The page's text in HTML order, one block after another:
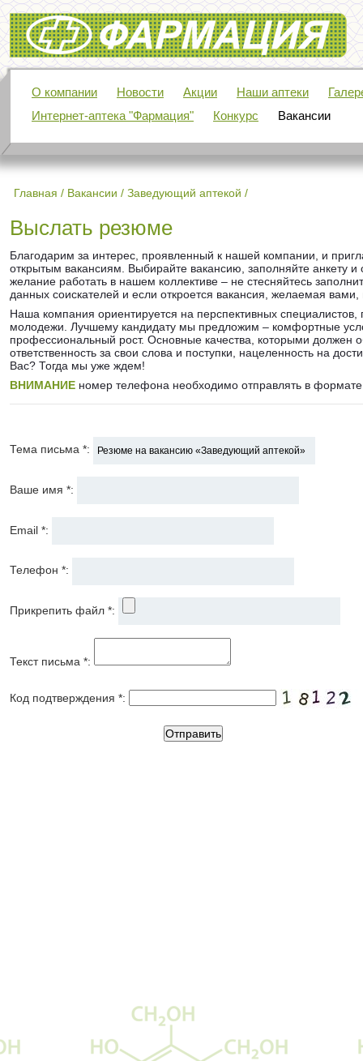
Фармация
О компании Новости Акции Наши аптеки
Интернет-аптека "Фармация"
Конкурс Вакансии
Главная / Вакансии / Заведующий аптекой /
Выслать резюме
Благодарим за интерес, проявленный к нашей компании, и
открытым вакансиям. Выбирайте вакансию, заполняйте анкету и
желание работать в нашем коллективе – не стесняйтесь
данных соискателей и если откроется вакансия, желаемая
Наша компания ориентируется на перспективных
молодежи. Лучшему кандидату мы предложим – комфортные
профессиональный рост. Основные качества, которыми должен
ответственность за свои слова и поступки, нацеленность на
Вас? Тогда мы уже ждем!
ВНИМАНИЕ номер телефона необходимо отправлять в формате
Тема письма *:
Ваше имя *:
Email *:
Телефон *:
Прикрепить файл *:
Текст письма *:
Код подтверждения *: